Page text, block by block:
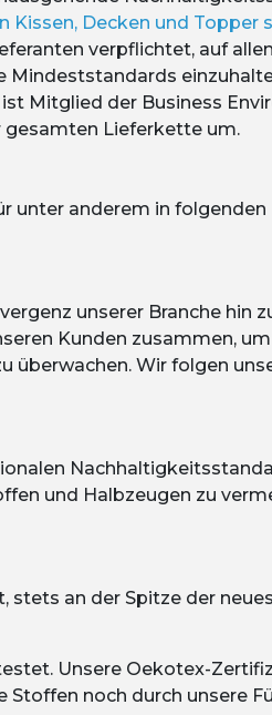
Kissen, Decken und Topper
verpflichtet, auf
Mindeststandards
ist Mitglied der Business
gesamten Lieferkette um.
unter anderem in folgenden
unserer Branche hin
Kunden zusammen, um
überwachen. Wir folgen
und Halbzeugen zu
an der Spitze der
Unsere Oekotex-
noch durch unsere